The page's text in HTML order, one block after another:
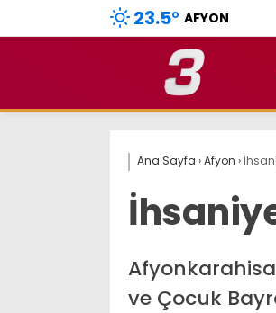
23.5° AFYON
Ana Sayfa ›Afyon ›
ve Çocuk